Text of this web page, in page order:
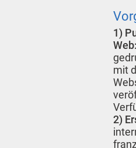
1)
Web:
mit
2)